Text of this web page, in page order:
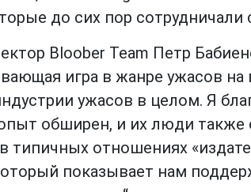
до сих пор сотрудничали
Bloober Team Петр
игра в жанре ужасов
ужасов в целом. Я
опыт обширен, и их люди
типичных отношениях
показывает нам